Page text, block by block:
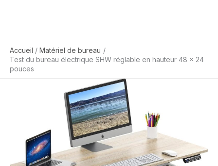
Accueil
Matériel de bureau
Test du bureau électrique SHW réglable en hauteur 48 x 24
pouces